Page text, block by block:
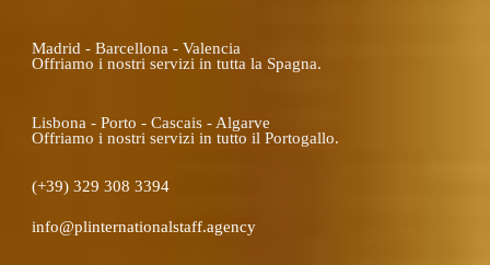
Madrid - Barcellona - Valencia
Offriamo i nostri servizi in tutta la Spagna.
Lisbona - Porto - Cascais - Algarve
Offriamo i nostri servizi in tutto il Portogallo.
(+39) 329 308 3394
info@plinternationalstaff.agency